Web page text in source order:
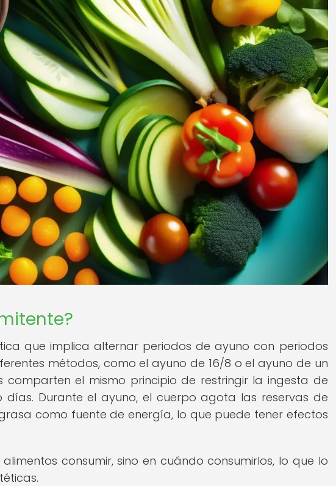
que implica alternar periodos de ayuno con periodos
métodos, como el ayuno de 16/8 o el ayuno de un
el mismo principio de restringir la ingesta de
Durante el ayuno, el cuerpo agota las reservas de
como fuente de energía, lo que puede tener efectos
consumir, sino en cuándo consumirlos, lo que lo